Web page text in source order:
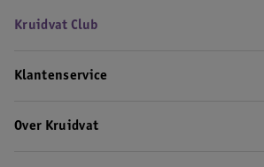
Kruidvat Club
Klantenservice
Over Kruidvat